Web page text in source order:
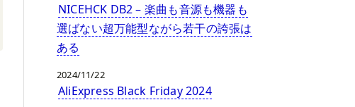
NICEHCK DB2 – 楽曲も音源も機器も
選ばない超万能型ながら若干の誇張は
ある
2024/11/22
AliExpress Black Friday 2024